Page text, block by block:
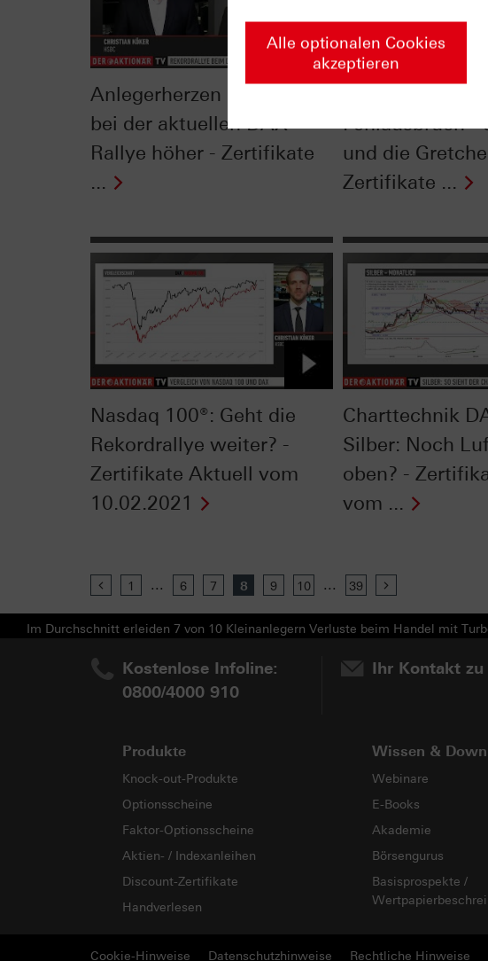
Anlegerherzen schlagen
bei der aktuellen DAX®
Rallye höher - Zertifikate
...
Fehlausbruch -
und die
Zertifikate ...
Nasdaq 100®: Geht die
Rekordrallye weiter? -
Zertifikate Aktuell vom
10.02.2021
Charttechnik
Silber: Noch
oben? -
vom ...
Previous
1 ... 6 7 8 9 10 ... 39
Im Durchschnitt erleiden 7 von 10 Kleinanlegern Verluste beim Handel mit
Kostenlose Infoline:
0800/4000 910
Ihr Kontakt zu
Produkte
Knock-out-Produkte
Optionsscheine
Faktor-Optionsscheine
Aktien- / Indexanleihen
Discount-Zertifikate
Handverlesen
Wissen &
Webinare
E-Books
Akademie
Börsengurus
Basisprospekte /
Cookie-Hinweise Datenschutzhinweise Rechtliche Hinweise
Alle optionalen Cookies
akzeptieren